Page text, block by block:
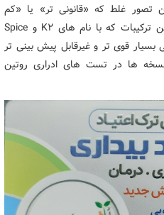
تصور غلط که «قانونی تر» یا «کم
خطرتر» هستند. به نقل از NIDA، این ترکیبات که با نام های K2 و Spice
بسیار قوی تر و غیرقابل پیش بینی تر
ها در تست های ادراری روتین